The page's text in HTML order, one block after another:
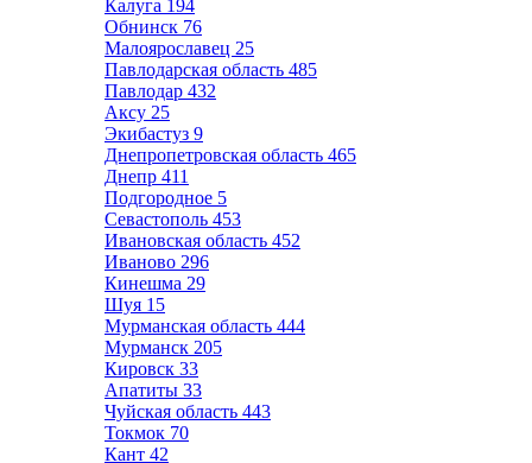
Калуга 194
Обнинск 76
Малоярославец 25
Павлодарская область 485
Павлодар 432
Аксу 25
Экибастуз 9
Днепропетровская область 465
Днепр 411
Подгородное 5
Севастополь 453
Ивановская область 452
Иваново 296
Кинешма 29
Шуя 15
Мурманская область 444
Мурманск 205
Кировск 33
Апатиты 33
Чуйская область 443
Токмок 70
Кант 42